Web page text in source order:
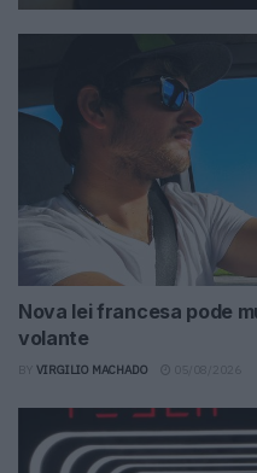
Nova lei francesa pode
volante
VIRGILIO MACHADO